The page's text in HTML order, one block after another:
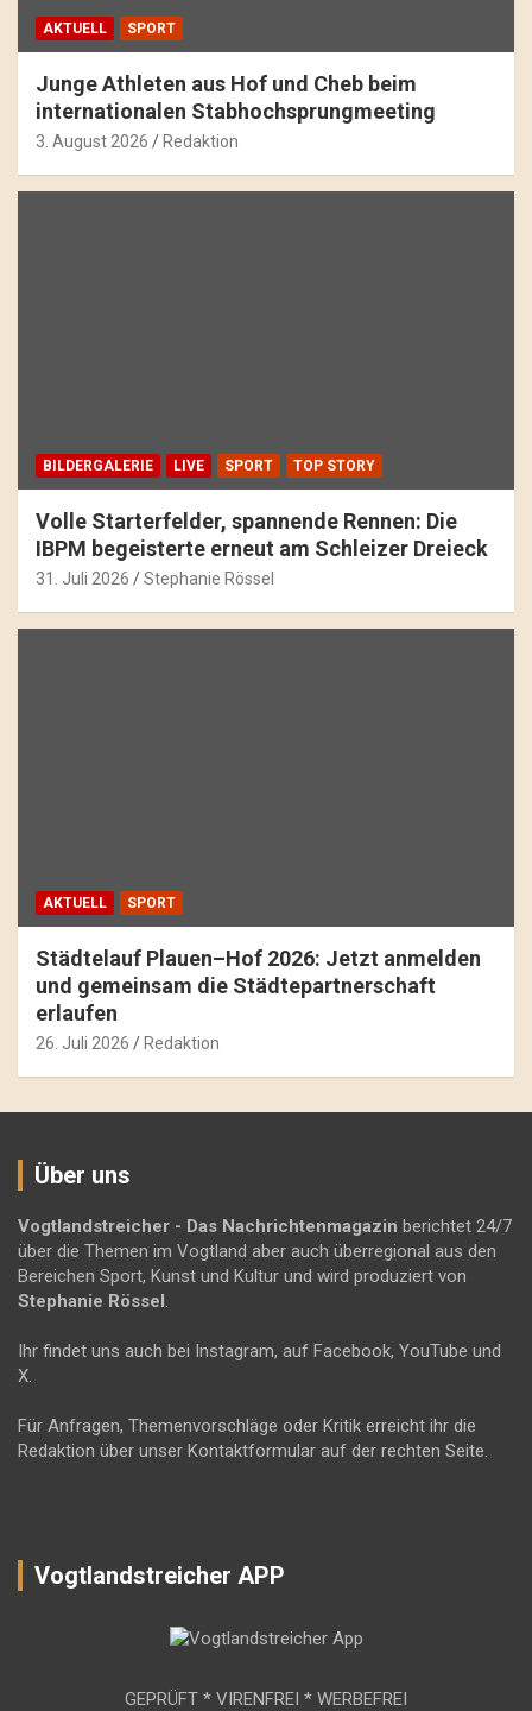
AKTUELL SPORT
Junge Athleten aus Hof und Cheb beim
internationalen Stabhochsprungmeeting
3. August 2026 Redaktion
BILDERGALERIE LIVE SPORT TOP STORY
Volle Starterfelder, spannende Rennen: Die
IBPM begeisterte erneut am Schleizer Dreieck
31. Juli 2026 Stephanie Rössel
AKTUELL SPORT
Städtelauf Plauen–Hof 2026: Jetzt anmelden
und gemeinsam die Städtepartnerschaft
erlaufen
26. Juli 2026 Redaktion
Über uns
Vogtlandstreicher - Das Nachrichtenmagazin berichtet 24/7
über die Themen im Vogtland aber auch überregional aus den
Bereichen Sport, Kunst und Kultur und wird produziert von
Stephanie Rössel.
Ihr findet uns auch bei Instagram, auf Facebook, YouTube und
X.
Für Anfragen, Themenvorschläge oder Kritik erreicht ihr die
Redaktion über unser Kontaktformular auf der rechten Seite.
Vogtlandstreicher APP
GEPRÜFT * VIRENFREI * WERBEFREI